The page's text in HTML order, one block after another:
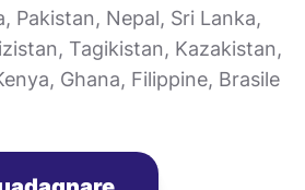
Pakistan, Nepal, Sri Lanka,
Tagikistan, Kazakistan,
Ghana, Filippine, Brasile